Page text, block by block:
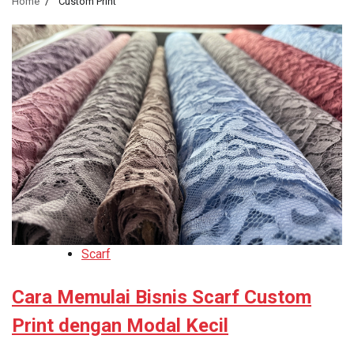
Scarf
Cara Memulai Bisnis Scarf Custom
Print dengan Modal Kecil